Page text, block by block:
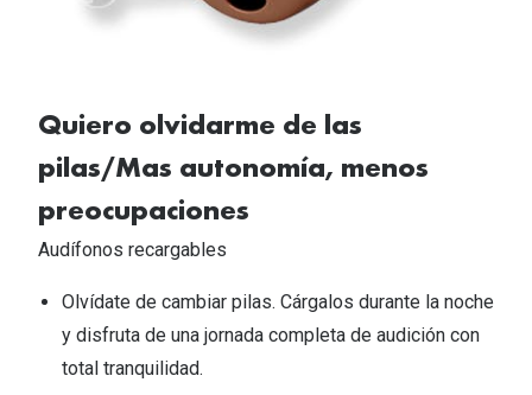
Quiero olvidarme de las
pilas/Mas autonomía, menos
preocupaciones​
Audífonos recargables​
Olvídate de cambiar pilas. Cárgalos durante la noche
y disfruta de una jornada completa de audición con
total tranquilidad.​